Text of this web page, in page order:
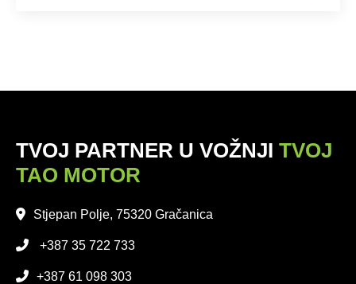
TVOJ PARTNER U VOŽNJI TVOJ
TAO MOTOR
Stjepan Polje, 75320 Gračanica
+387 35 722 733
+387 61 098 303